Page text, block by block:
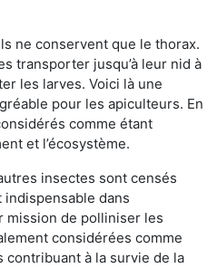
ne conservent que le thorax.
transporter jusqu’à leur nid à
les larves. Voici là une
pour les apiculteurs. En
comme étant
et l’écosystème.
insectes sont censés
dans
mission de polliniser les
considérées comme
à la survie de la